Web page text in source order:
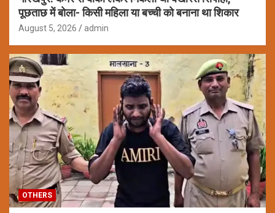
पूछताछ में बोला- किसी महिला या बच्ची को बनाना था शिकार
August 5, 2026 admin
OTHERS